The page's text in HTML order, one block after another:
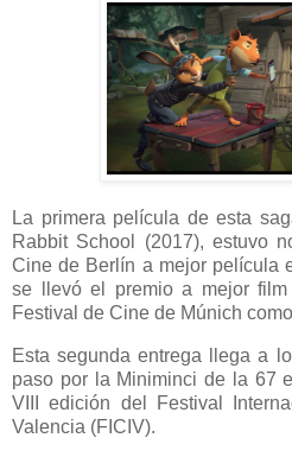
La primera película de esta
Rabbit School (2017), estuvo
Cine de Berlín a mejor película
se llevó el premio a mejor
Festival de Cine de Múnich
Esta segunda entrega llega a
paso por la Miniminci de la 67
VIII edición del Festival
Valencia (FICIV).